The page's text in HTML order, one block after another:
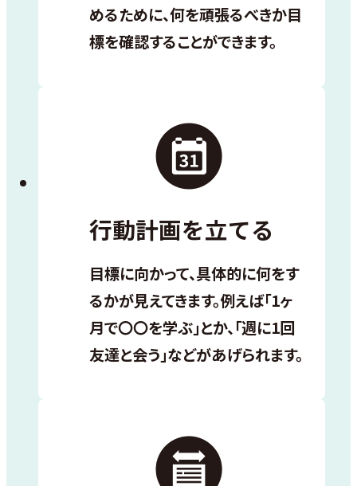
めるために、何を頑張るべきか目
標を確認することができます。
行動計画を立てる
目標に向かって、具体的に何をす
るかが見えてきます。例えば「1ヶ
月で〇〇を学ぶ」とか、「週に1回
友達と会う」などがあげられます。